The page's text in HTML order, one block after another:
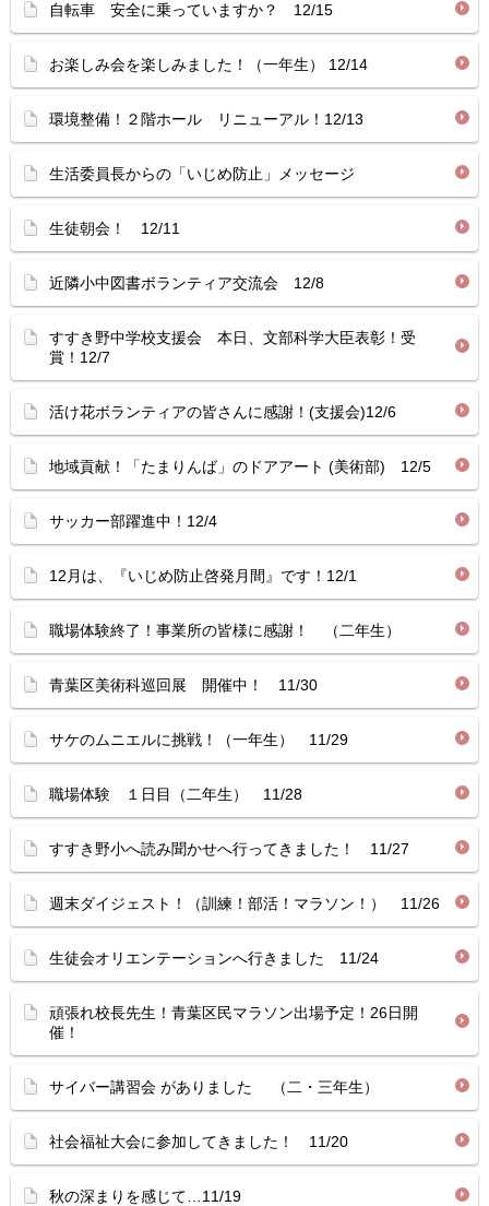
自転車 安全に乗っていますか？ 12/15
お楽しみ会を楽しみました！（一年生） 12/14
環境整備！２階ホール リニューアル！12/13
生活委員長からの「いじめ防止」メッセージ
生徒朝会！ 12/11
近隣小中図書ボランティア交流会 12/8
すすき野中学校支援会 本日、文部科学大臣表彰！受
賞！12/7
活け花ボランティアの皆さんに感謝！(支援会)12/6
地域貢献！「たまりんば」のドアアート (美術部) 12/5
サッカー部躍進中！12/4
12月は、『いじめ防止啓発月間』です！12/1
職場体験終了！事業所の皆様に感謝！ （二年生）
青葉区美術科巡回展 開催中！ 11/30
サケのムニエルに挑戦！（一年生） 11/29
職場体験 １日目（二年生） 11/28
すすき野小へ読み聞かせへ行ってきました！ 11/27
週末ダイジェスト！（訓練！部活！マラソン！） 11/26
生徒会オリエンテーションへ行きました 11/24
頑張れ校長先生！青葉区民マラソン出場予定！26日開
催！
サイバー講習会 がありました （二・三年生）
社会福祉大会に参加してきました！ 11/20
秋の深まりを感じて…11/19